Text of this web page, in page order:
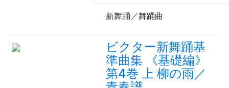
新舞踊／舞踊曲
ビクター新舞踊基
準曲集 《基礎編》
第4巻 上 柳の雨／